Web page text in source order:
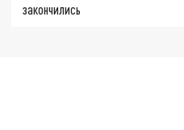
закончились